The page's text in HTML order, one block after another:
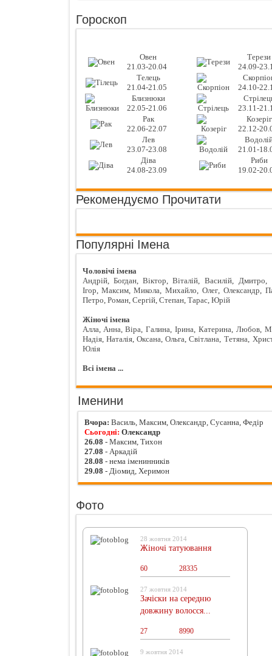
Гороскоп
Овен
21.03-20.04
Терези
24.09-
Телець
21.04-21.05
24.10-
Близнюки
22.05-21.06
23.11-
Рак
22.06-22.07
Козеріг
22.12-
Лев
23.07-23.08
21.01-
Діва
24.08-23.09
Риби
19.02-
Рекомендуємо Прочитати
Популярні Імена
Чоловічі імена
Андрій, Богдан, Віктор, Віталій, Василій, Дмитро,
Ігор, Максим, Микола, Михайло, Олег, Олександр,
Петро, Роман, Сергій, Степан, Тарас, Юрій
Жіночі імена
Алла, Анна, Віра, Галина, Ірина, Катерина, Любов,
Надія, Наталія, Оксана, Ольга, Світлана, Тетяна,
Юлія
Всі імена ...
Іменини
Вчора: Василь, Максим, Олександр, Сусанна, Федір
Сьогодні: Олександр
26.08 - Максим, Тихон
27.08 - Аркадій
28.08 - нема іменинників
29.08 - Діомид, Херимон
Фото
28 жовтня 2014
Жіночі татуювання
60 28335
27 жовтня 2014
Зачіски на середню
довжину волосся...
27 8990
9 жовтня 2014